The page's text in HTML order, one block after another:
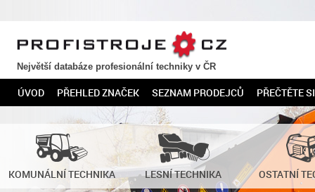
PROFISTROJE.CZ
Největší databáze profesionální techniky v ČR
ÚVOD PŘEHLED ZNAČEK SEZNAM PRODEJCŮ PŘEČTĚTE SI
KOMUNÁLNÍ TECHNIKA LESNÍ TECHNIKA OSTATNÍ